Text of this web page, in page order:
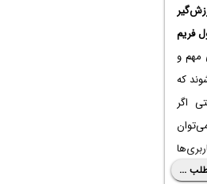
فریم
مهم و
که
اگر
...